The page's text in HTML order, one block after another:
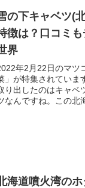
の下キャベツ(
徴は？口コミ
界
年2月22日のマツ
」が特集されていま
り出したのはキャベ
なんですね。この北
海道噴火湾の